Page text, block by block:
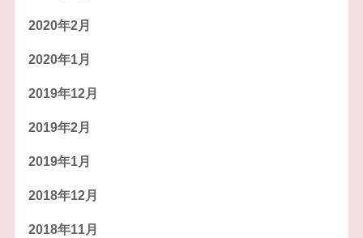
2020年2月
2020年1月
2019年12月
2019年2月
2019年1月
2018年12月
2018年11月